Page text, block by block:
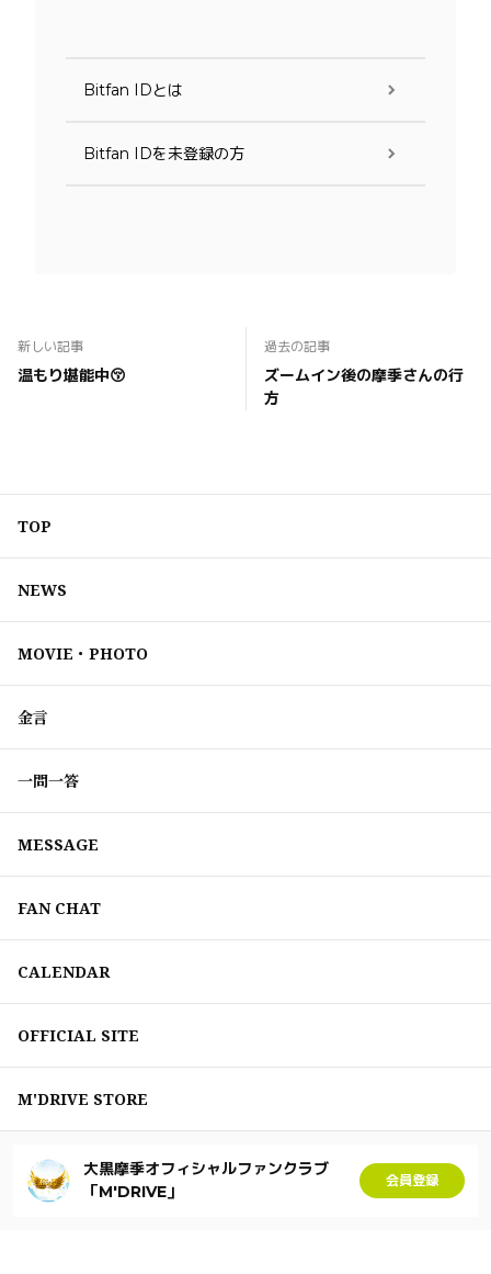
Bitfan IDとは
Bitfan IDを未登録の方
新しい記事
温もり堪能中😚
過去の記事
ズームイン後の摩季さんの行
方
TOP
NEWS
MOVIE・PHOTO
金言
一問一答
MESSAGE
FAN CHAT
CALENDAR
OFFICIAL SITE
M'DRIVE STORE
大黒摩季オフィシャルファンクラブ
「M'DRIVE」
会員登録